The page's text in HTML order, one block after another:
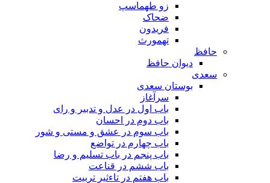
زو طهماسپ‏
ضحاک
فریدون
تهمورث
حافظ
دیوان حافظ
سعدی
بوستان سعدی
سرآغاز
باب اول در عدل و تدبیر و رای
باب دوم در احسان
باب سوم در عشق و مستی و شور
باب چهارم در تواضع
باب پنجم در باب تسلیم و رضا
باب ششم در قناعت
باب هفتم در تاءثیر تربیت